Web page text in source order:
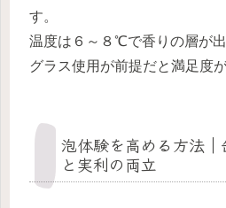
す。
温度は６～８℃で香りの層が出
グラス使用が前提だと満足度
泡体験を高める方法
と実利の両立